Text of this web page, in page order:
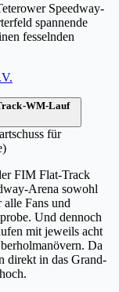
Speedway-
spannende
fesselnden
für
FIM Flat-Track
Arena sowohl
Fans und
Und dennoch
mit jeweils acht
Da
direkt in das Grand-